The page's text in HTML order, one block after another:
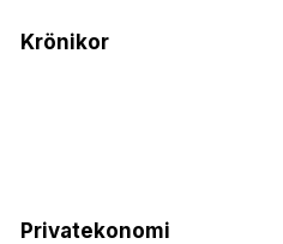
Krönikor
Privatekonomi